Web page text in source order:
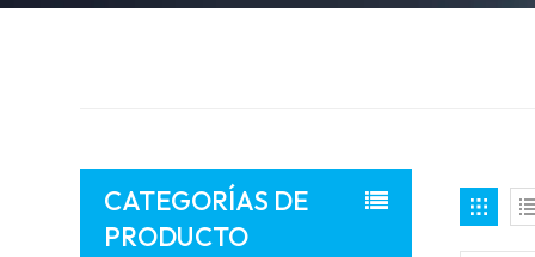
CATEGORÍAS DE
PRODUCTO